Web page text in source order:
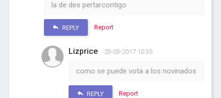
la de des pertarcontigo
REPLY Report
Lizprice 23-03-2017 10:35
como se puede vota a los novinados
REPLY Report